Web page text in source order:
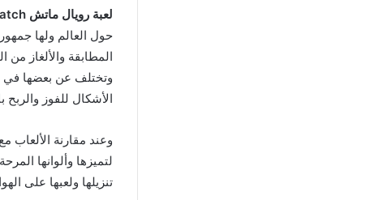
لعبة رويال ماتش Royal Match مهكرة
حول العالم ولها
المطابقة والألغاز
وتختلف عن بعضها في
الأشكال للفوز والربح
لتميزها وألوانها
تنزيلها ولعبها على